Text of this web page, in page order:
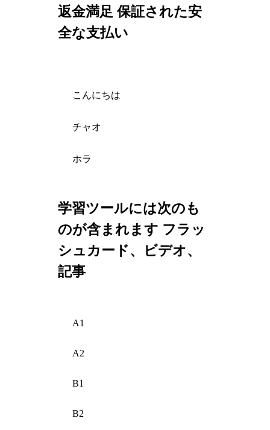
返金満足 保証された安
全な支払い
こんにちは
チャオ
ホラ
学習ツールには次のも
のが含まれます フラッ
シュカード、ビデオ、
記事
A1
A2
B1
B2